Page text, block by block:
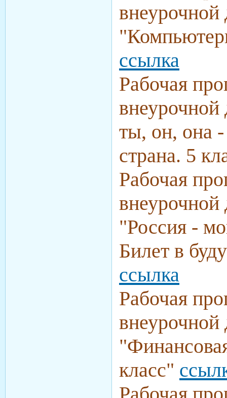
внеурочной
ссылка
Рабочая
внеурочной
ты, он, она -
страна. 5
Рабочая
внеурочной
"Россия -
Билет в
ссылка
Рабочая
внеурочной
класс"